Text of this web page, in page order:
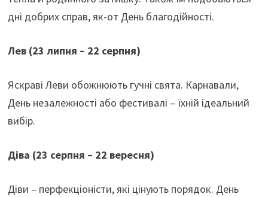
дні добрих справ, як-от День благодійності.
Лев (23 липня – 22 серпня)
Яскраві Леви обожнюють гучні свята. Карнавали,
День незалежності або фестивалі – їхній ідеальний
вибір.
Діва (23 серпня – 22 вересня)
Діви – перфекціоністи, які цінують порядок. День